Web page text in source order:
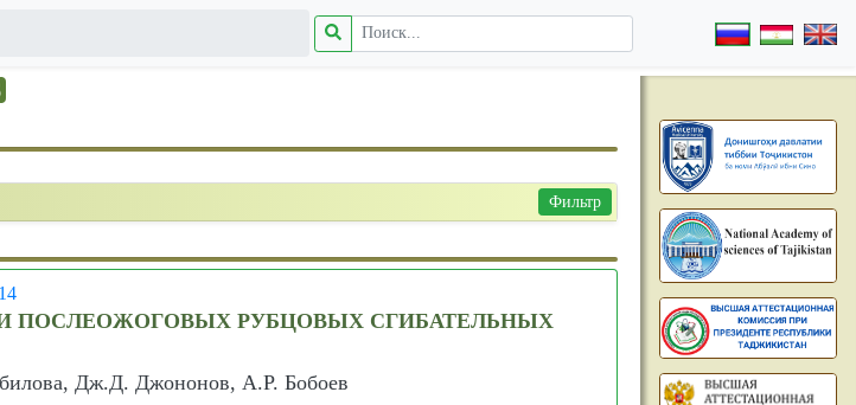
Фильтр
ПОСЛЕОЖОГОВЫХ РУБЦОВЫХ СГИБАТЕЛЬНЫХ
Дж.Д. Джононов, А.Р. Бобоев